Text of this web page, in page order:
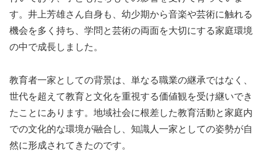
す。井上芳雄さん自身も、幼少期から音楽や芸術に触れる
機会を多く持ち、学問と芸術の両面を大切にする家庭環境
の中で成長しました。
教育者一家としての背景は、単なる職業の継承ではなく、
世代を超えて教育と文化を重視する価値観を受け継いでき
たことにあります。地域社会に根差した教育活動と家庭内
での文化的な環境が融合し、知識人一家としての姿勢が自
然に形成されてきたのです。